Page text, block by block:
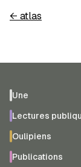
← atlas
Une
Lectures
Oulipiens
Publications